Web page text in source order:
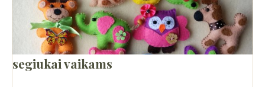
segiukai vaikams